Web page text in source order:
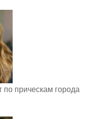
по прическам города